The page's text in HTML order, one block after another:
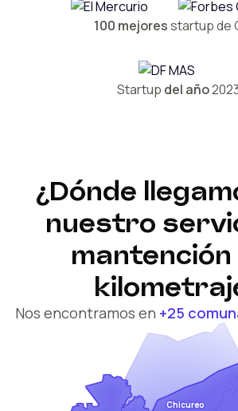
100 mejoresstartup de
Startup del año
Chicureo
¿Dónde
nuestro
Nos encontramos en +25